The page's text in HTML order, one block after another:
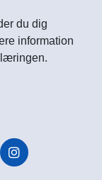
du dig
information